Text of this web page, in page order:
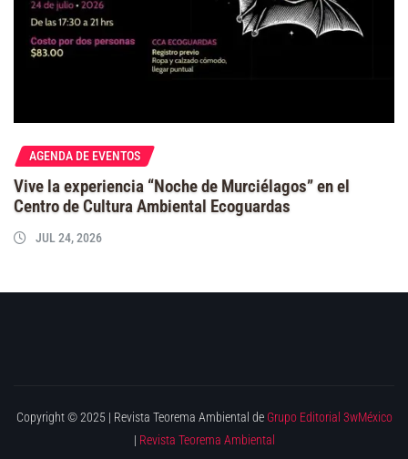
AGENDA DE EVENTOS
Vive la experiencia “Noche de Murciélagos” en el
Centro de Cultura Ambiental Ecoguardas
JUL 24, 2026
Copyright © 2025 | Revista Teorema Ambiental de Grupo Editorial 3wMéxico
| Revista Teorema Ambiental